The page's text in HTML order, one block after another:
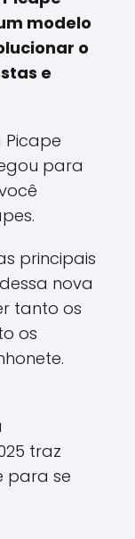
modelo
o
e
Picape
para
principais
nova
tanto os
os
traz
para se